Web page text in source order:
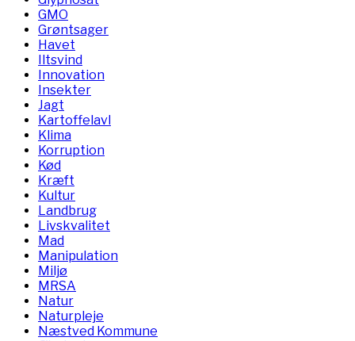
GMO
Grøntsager
Havet
Iltsvind
Innovation
Insekter
Jagt
Kartoffelavl
Klima
Korruption
Kød
Kræft
Kultur
Landbrug
Livskvalitet
Mad
Manipulation
Miljø
MRSA
Natur
Naturpleje
Næstved Kommune